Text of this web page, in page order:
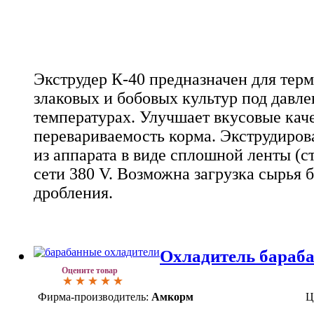
Экструдер К-40 предназначен для
злаковых и бобовых культур под
температурах. Улучшает вкусовые
перевариваемость корма.
из аппарата в виде сплошной ленты
сети 380 V. Возможна загрузка сырья
дробления.
Оцените товар
Охладитель
Фирма-производитель: Амкорм